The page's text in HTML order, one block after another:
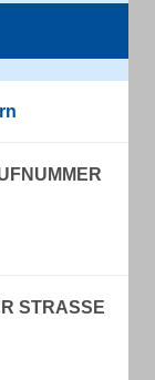
STRASSE